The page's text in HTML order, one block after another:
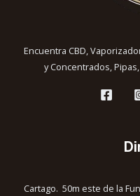
Encuentra CBD,
y Concentrados,
Cartago. 50m este de la